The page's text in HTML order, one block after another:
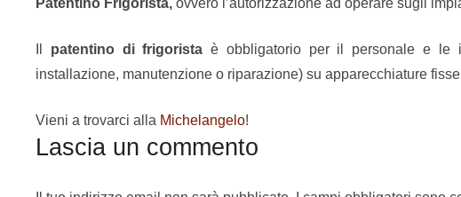
Patentino Frigorista, ovvero l’autorizzazione ad operare sugli
patentino di frigorista è obbligatorio per il personale e le
installazione, manutenzione o riparazione) su apparecchiature
Vieni a trovarci alla Michelangelo!
Lascia un commento